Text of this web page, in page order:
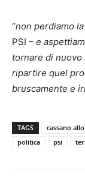
“non perdiamo
PSI – e
tornare di
ripartire quel
bruscamente e
TAGS cassano
politica
psi